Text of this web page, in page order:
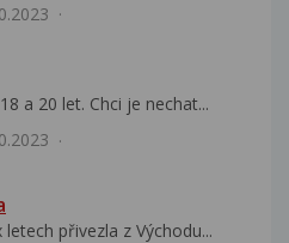
a 20 let. Chci je nechat...
přivezla z Východu...